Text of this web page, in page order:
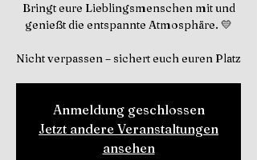
Bringt eure Lieblingsmenschen mit und
genießt die entspannte Atmosphäre. 💛
Nicht verpassen – sichert euch euren Platz
Anmeldung geschlossen
Jetzt andere Veranstaltungen
ansehen